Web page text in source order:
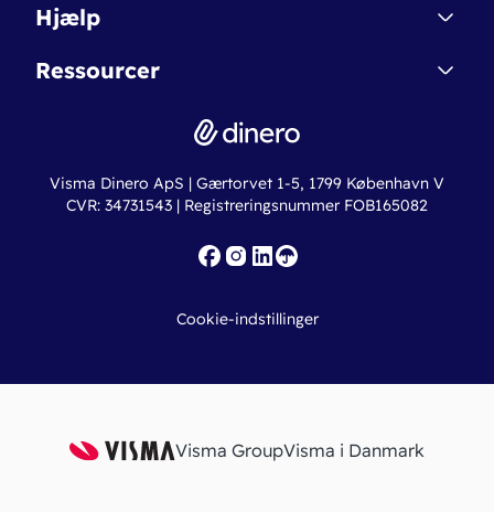
Betingelser & Sikkerhed
Nye funktioner
Dinero Starter
Dinero Pro
Erhvervslån
Fakturaskabeloner
Hjælp
Regnskabsordbogen
Online regnskabskurser
Ressourcer
Ny virksomhed
Iværksætterlegat
Visma Dinero ApS | Gærtorvet 1-5, 1799 København V
CVR: 34731543 | Registreringsnummer FOB165082
Cookie-indstillinger
Visma GroupVisma i Danmark